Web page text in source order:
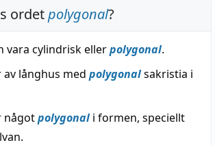
ordetpolygonal?
vara cylindrisk ellerpolygonal.
långhus med polygonalsakristia i
någotpolygonali formen, speciellt